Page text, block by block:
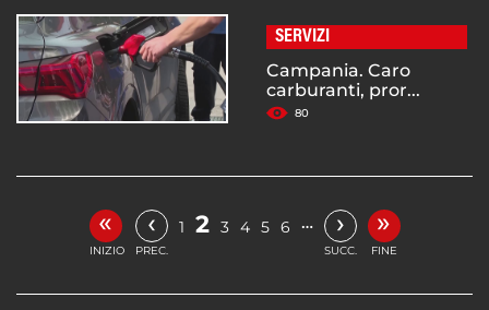
SERVIZI
Campania. Caro
carburanti, pror...
80
«
INIZIO
‹
PREC.
1 2 3 4 5 6 … ›
SUCC.
»
FINE